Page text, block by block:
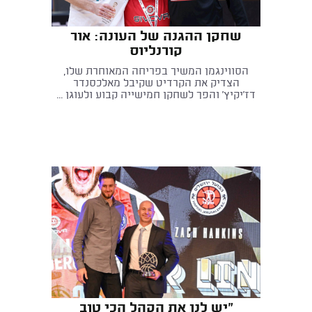
שחקן ההגנה של העונה: אור
קורנליוס
הסווינגמן המשיך בפריחה המאוחרת שלו,
הצדיק את הקרדיט שקיבל מאלכסנדר
דז'יקיץ' והפך לשחקן חמישייה קבוע ולעוגן ...
"יש לנו את הקהל הכי טוב